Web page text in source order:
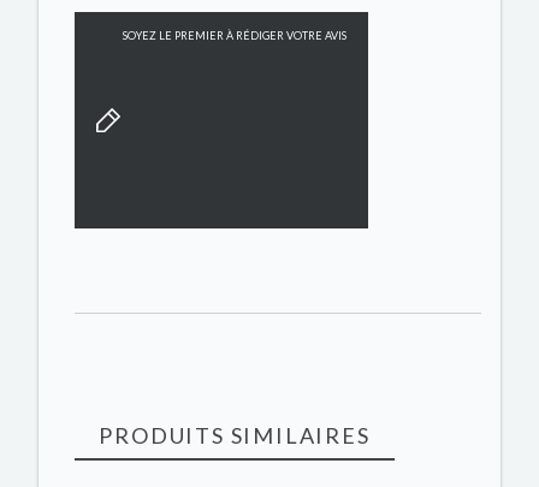
SOYEZ LE PREMIER À RÉDIGER VOTRE AVIS
PRODUITS SIMILAIRES